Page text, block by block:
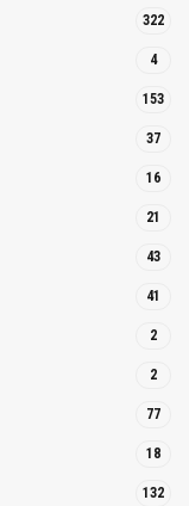
322
4
153
37
16
21
43
41
2
2
77
18
132